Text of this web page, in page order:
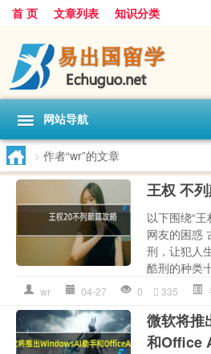
首 页 文章列表 知识分类
网站导航
> 作者“wr”的文章
王权 不
以下围绕“
网友的困惑
刑，让犯人
酷刑的种类
wr 04-27 0 335
微软将
和Office